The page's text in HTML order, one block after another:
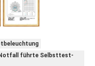
führte Selbsttest-